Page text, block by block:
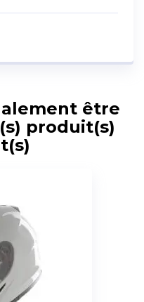
être
produit(s)